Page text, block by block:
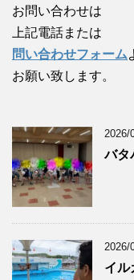
お問い合わせは
上記電話または
問い合わせフォーム
お願い致します。
2026/
バタ
2026/
イル